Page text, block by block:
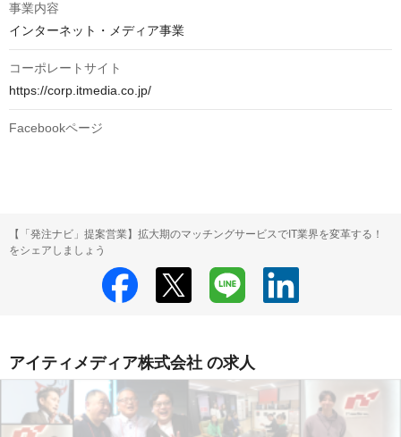
事業内容
インターネット・メディア事業
コーポレートサイト
https://corp.itmedia.co.jp/
Facebookページ
【「発注ナビ」提案営業】拡大期のマッチングサービスでIT業界を変革する！
をシェアしましょう
アイティメディア株式会社 の求人